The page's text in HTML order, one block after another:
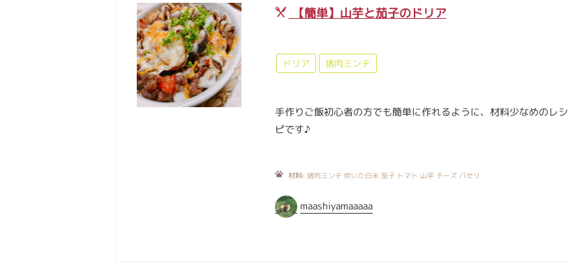
【簡単】山芋と茄子のドリア
ドリア 猪肉ミンチ
手作りご飯初心者の方でも簡単に作れるように、材料少なめのレシ
ピです♪
材料: 猪肉ミンチ 炊いた白米 茄子 トマト 山芋 チーズ パセリ
maashiyamaaaaa